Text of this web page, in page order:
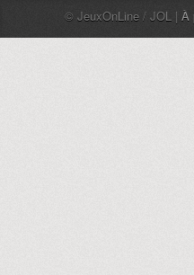
© JeuxOnLine / JOL | À